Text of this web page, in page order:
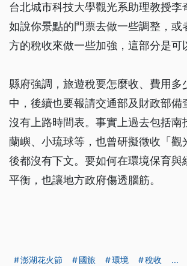
台北城市科技大學觀光系助理教授李
如說你景點的門票去做一些調整，或
方的稅收來做一些加強，這部分是可
縣府強調，旅遊稅要怎麼收、費用多
中，後續也要報請交通部及財政部備
沒有上路時間表。事實上過去包括南
蘭嶼、小琉球等，也曾研擬徵收「觀
後都沒有下文。要如何在環境保育與
平衡，也讓地方政府傷透腦筋。
澎湖花火節 國旅 環境 稅收 ...